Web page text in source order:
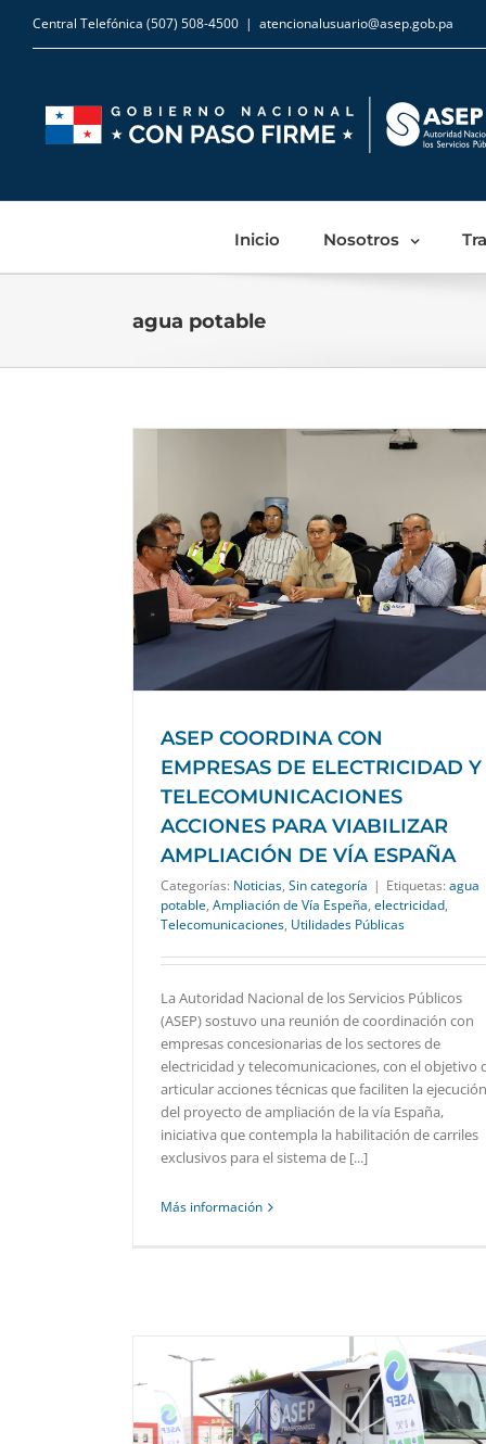
Central Telefónica (507) 508-4500 | atencionalusuario@asep.gob.pa
Inicio Nosotros
agua potable
ASEP COORDINA CON
EMPRESAS DE ELECTRICIDAD Y
TELECOMUNICACIONES
ACCIONES PARA VIABILIZAR
AMPLIACIÓN DE VÍA ESPAÑA
Categorías: Noticias, Sin categoría | Etiquetas: agua
potable, Ampliación de Vía Espeña, electricidad,
Telecomunicaciones, Utilidades Públicas
La Autoridad Nacional de los Servicios Públicos
(ASEP) sostuvo una reunión de coordinación con
empresas concesionarias de los sectores de
electricidad y telecomunicaciones, con el objetivo
articular acciones técnicas que faciliten la ejecución
del proyecto de ampliación de la vía España,
iniciativa que contempla la habilitación de carriles
exclusivos para el sistema de [...]
Más información